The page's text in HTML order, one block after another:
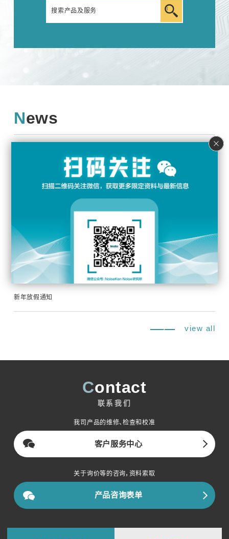
News
参加 Techno Frontier 2026 第 39 届 EMC/噪声整改技术展览会
2026年4月20日 新信息
黄金周休假通知
2025年12月17日
新年放假通知
view all
Contact
联系我们
我司产品的维修、检查和校准
客户服务中心
关于询价等的咨询，资料索取
产品咨询表单